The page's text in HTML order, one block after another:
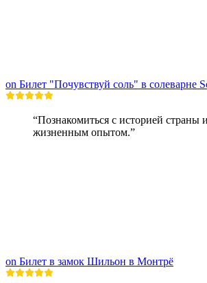
on Билет "Почувствуй соль" в солеварне
“Познакомиться с историей страны
жизненным опытом.”
on Билет в замок Шильон в Монтрё